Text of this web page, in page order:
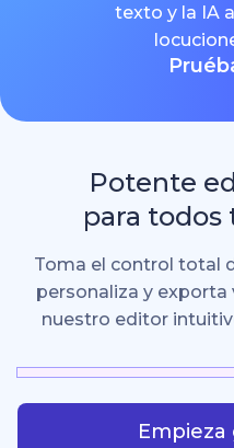
texto y la IA
Potente
para todos
Toma el control total
personaliza y
nuestro editor
Empieza